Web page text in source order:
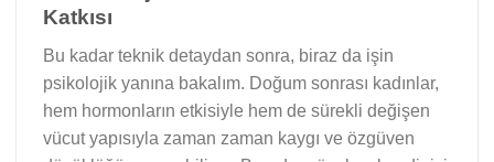
Katkısı
Bu kadar teknik detaydan sonra, biraz da işin
psikolojik yanına bakalım. Doğum sonrası kadınlar,
hem hormonların etkisiyle hem de sürekli değişen
vücut yapısıyla zaman zaman kaygı ve özgüven